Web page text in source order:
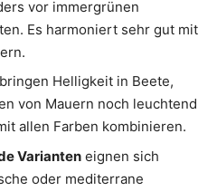
vor immergrünen
Es harmoniert sehr gut mit
bringen Helligkeit in Beete,
von Mauern noch leuchtend
allen Farben kombinieren.
Varianten eignen sich
oder mediterrane